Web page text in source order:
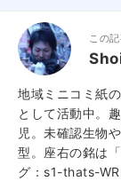
この
地域ミニコミ紙
として活動中。
児。未確認生物
型。座右の銘は
グ：s1-thats-